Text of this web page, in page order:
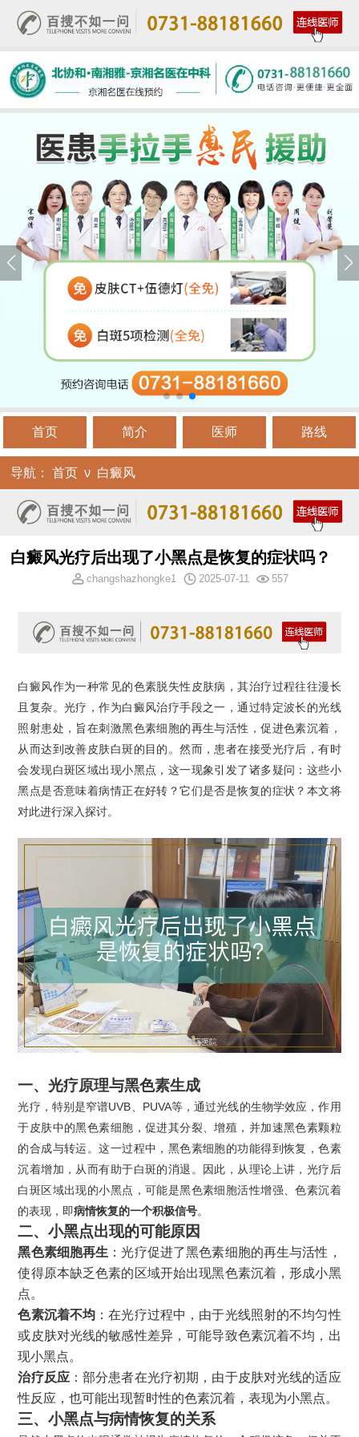
首页 简介 医师 路线
导航： 首页 ν 白癜风
白癜风光疗后出现了小黑点是恢复的症状吗？
changshazhongke1 2025-07-11 557
白癜风作为一种常见的色素脱失性皮肤病，其治疗过程往往漫长
且复杂。光疗，作为白癜风治疗手段之一，通过特定波长的光线
照射患处，旨在刺激黑色素细胞的再生与活性，促进色素沉着，
从而达到改善皮肤白斑的目的。然而，患者在接受光疗后，有时
会发现白斑区域出现小黑点，这一现象引发了诸多疑问：这些小
黑点是否意味着病情正在好转？它们是否是恢复的症状？本文将
对此进行深入探讨。
一、光疗原理与黑色素生成
光疗，特别是窄谱UVB、PUVA等，通过光线的生物学效应，作用
于皮肤中的黑色素细胞，促进其分裂、增殖，并加速黑色素颗粒
的合成与转运。这一过程中，黑色素细胞的功能得到恢复，色素
沉着增加，从而有助于白斑的消退。因此，从理论上讲，光疗后
白斑区域出现的小黑点，可能是黑色素细胞活性增强、色素沉着
的表现，即病情恢复的一个积极信号。
二、小黑点出现的可能原因
黑色素细胞再生 ：光疗促进了黑色素细胞的再生与活性，
使得原本缺乏色素的区域开始出现黑色素沉着，形成小黑
点。
色素沉着不均 ：在光疗过程中，由于光线照射的不均匀性
或皮肤对光线的敏感性差异，可能导致色素沉着不均，出
现小黑点。
治疗反应：部分患者在光疗初期，由于皮肤对光线的适应
性反应，也可能出现暂时性的色素沉着，表现为小黑点。
三、小黑点与病情恢复的关系